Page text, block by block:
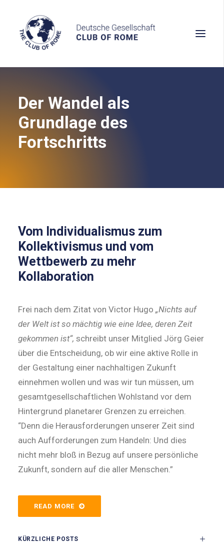
Wissen
Denken
Handeln
Der Wandel als
Grundlage des
Fortschritts
Vom Individualismus zum
Kollektivismus und vom
Wettbewerb zu mehr
Kollaboration
Frei nach dem Zitat von Victor Hugo „Nichts auf
der Welt ist so mächtig wie eine Idee, deren Zeit
gekommen ist“, schreibt unser Mitglied Jörg Geier
über die Entscheidung, ob wir eine aktive Rolle in
der Gestaltung einer nachhaltigen Zukunft
einnehmen wollen und was wir tun müssen, um
gesamtgesellschaftlichen Wohlstand vor dem
Hintergrund planetarer Grenzen zu erreichen.
“Denn die Herausforderungen unserer Zeit sind
auch Aufforderungen zum Handeln: Und dies
nicht mehr bloß in Bezug auf unsere persönliche
Zukunft, sondern auf die aller Menschen.”
READ MORE
KÜRZLICHE POSTS